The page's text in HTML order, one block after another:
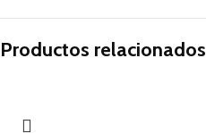
Productos relacionados